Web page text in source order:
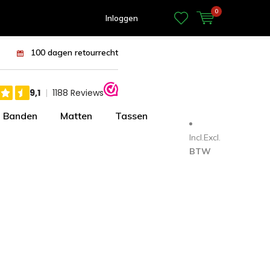
Inloggen
0
100 dagen retourrecht
Banden Matten Tassen
Incl.Excl.
BTW